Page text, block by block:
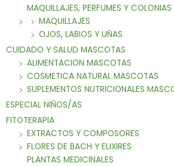
MAQUILLAJES, PERFUMES Y COLONIAS
MAQUILLAJES
OJOS, LABIOS Y UÑAS
CUIDADO Y SALUD MASCOTAS
ALIMENTACION MASCOTAS
COSMETICA NATURAL MASCOTAS
SUPLEMENTOS NUTRICIONALES
ESPECIAL NIÑOS/AS
FITOTERAPIA
EXTRACTOS Y COMPOSORES
FLORES DE BACH Y ELIXIRES
PLANTAS MEDICINALES